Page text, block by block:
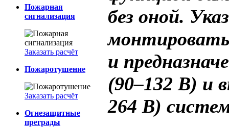
Пожарная
сигнализация
Заказать расчёт
Пожаротушение
Заказать расчёт
Огнезащитные
преграды
без оной.
и
(90–132 В) и
264 В)